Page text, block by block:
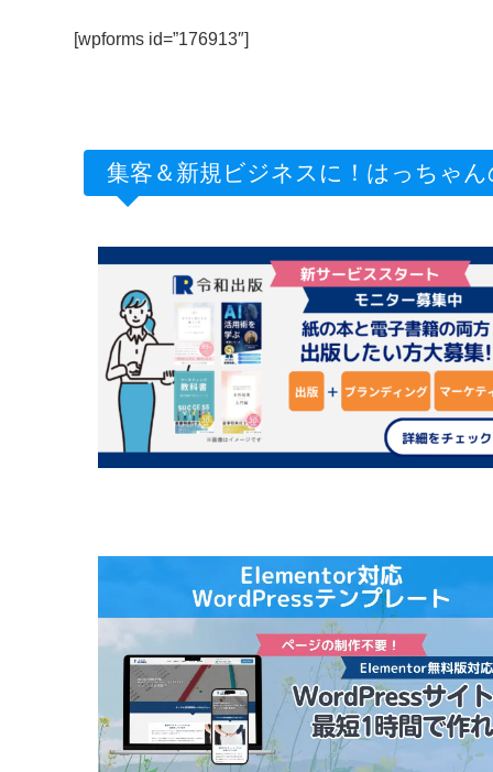
[wpforms id=”176913″]
集客＆新規ビジネスに！はっちゃん